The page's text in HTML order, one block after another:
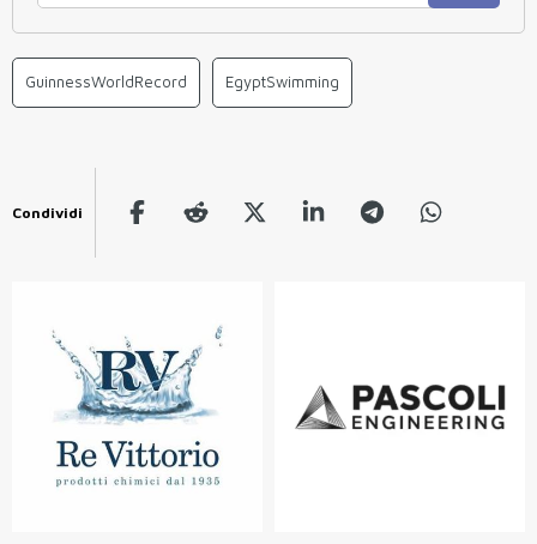
GuinnessWorldRecord EgyptSwimming
Condividi